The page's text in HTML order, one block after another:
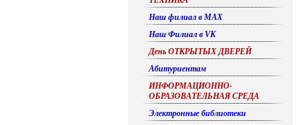
Наш филиал в МАХ
Наш Филиал в VK
День ОТКРЫТЫХ ДВЕРЕЙ
Абитуриентам
ИНФОРМАЦИОННО-
ОБРАЗОВАТЕЛЬНАЯ СРЕДА
Электронные библиотеки